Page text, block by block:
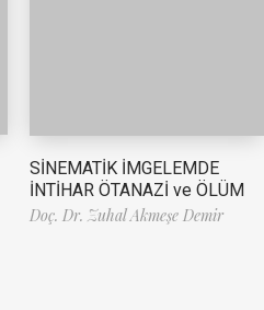
SİNEMATİK İMGELEMDE
İNTİHAR ÖTANAZİ ve ÖLÜM
Doç. Dr. Zuhal Akmeşe Demir